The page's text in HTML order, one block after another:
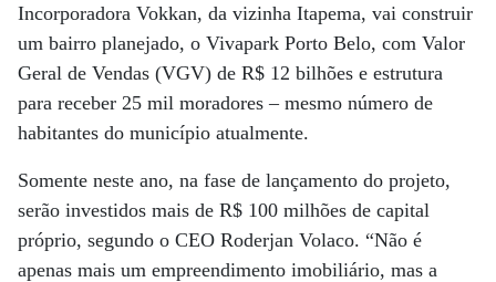
Incorporadora Vokkan, da vizinha Itapema, vai construir
um bairro planejado, o Vivapark Porto Belo, com Valor
Geral de Vendas (VGV) de R$ 12 bilhões e estrutura
para receber 25 mil moradores – mesmo número de
habitantes do município atualmente.
Somente neste ano, na fase de lançamento do projeto,
serão investidos mais de R$ 100 milhões de capital
próprio, segundo o CEO Roderjan Volaco. “Não é
apenas mais um empreendimento imobiliário, mas a